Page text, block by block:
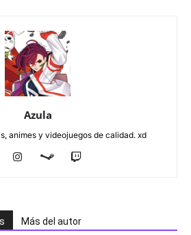
Azula
animes y videojuegos de calidad. xd
Más del autor